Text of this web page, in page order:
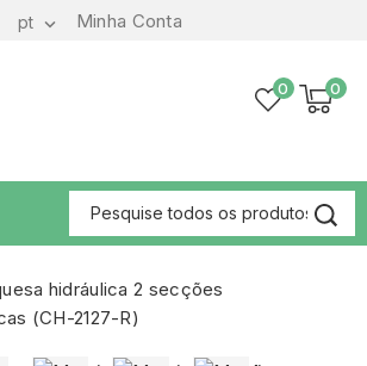
Minha Conta
pt 
0
0